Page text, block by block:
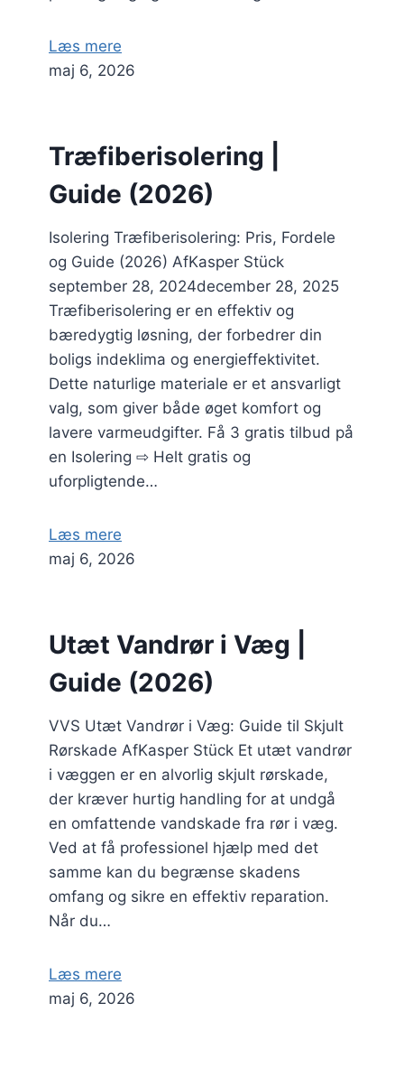
Læs mere
maj 6, 2026
Træfiberisolering |
Guide (2026)
Isolering Træfiberisolering: Pris, Fordele
og Guide (2026) AfKasper Stück
september 28, 2024december 28, 2025
Træfiberisolering er en effektiv og
bæredygtig løsning, der forbedrer din
boligs indeklima og energieffektivitet.
Dette naturlige materiale er et ansvarligt
valg, som giver både øget komfort og
lavere varmeudgifter. Få 3 gratis tilbud på
en Isolering ⇨ Helt gratis og
uforpligtende…
Læs mere
maj 6, 2026
Utæt Vandrør i Væg |
Guide (2026)
VVS Utæt Vandrør i Væg: Guide til Skjult
Rørskade AfKasper Stück Et utæt vandrør
i væggen er en alvorlig skjult rørskade,
der kræver hurtig handling for at undgå
en omfattende vandskade fra rør i væg.
Ved at få professionel hjælp med det
samme kan du begrænse skadens
omfang og sikre en effektiv reparation.
Når du…
Læs mere
maj 6, 2026